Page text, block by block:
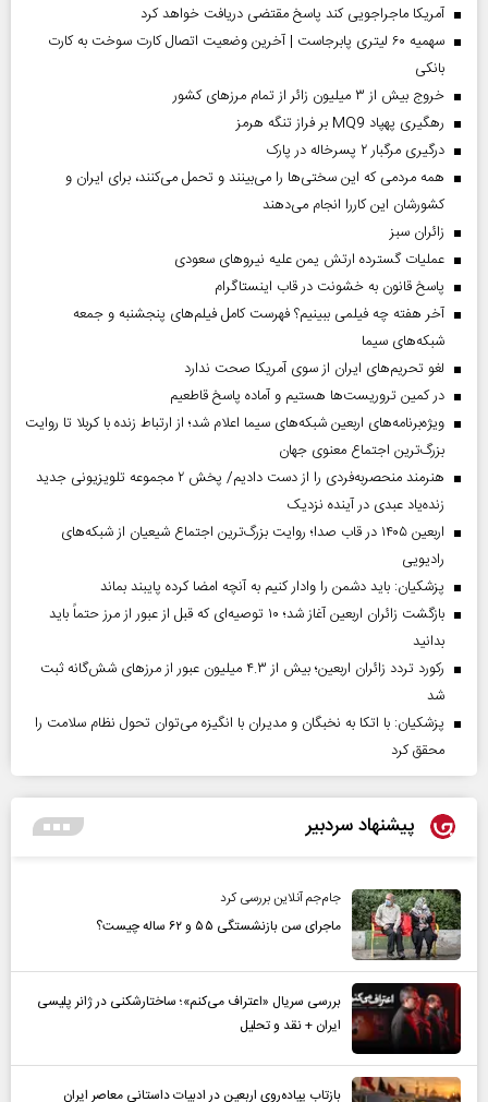
آمریکا ماجراجویی کند پاسخ مقتضی دریافت خواهد کرد
سهمیه ۶۰ لیتری پابرجاست | آخرین وضعیت اتصال کارت سوخت به کارت
بانکی
خروج بیش از ۳ میلیون زائر از تمام مرز‌های کشور
رهگیری پهپاد MQ9 بر فراز تنگه هرمز
درگیری مرگبار ۲ پسرخاله در پارک
همه مردمی که این سختی‌ها را می‌بینند و تحمل می‌کنند، برای ایران و
کشورشان این کاررا انجام می‌دهند
‌زائران سبز
عملیات گسترده ارتش یمن علیه نیروهای سعودی
پاسخ قانون به خشونت در قاب اینستاگرام
آخر هفته چه فیلمی ببینیم؟ فهرست کامل فیلم‌های پنجشنبه و جمعه
شبکه‌های سیما
لغو تحریم‌های ایران از سوی آمریکا صحت ندارد
در کمین تروریست‌ها هستیم و آماده پاسخ قاطعیم
ویژه‌برنامه‌های اربعین شبکه‌های سیما اعلام شد؛ از ارتباط زنده با کربلا تا روایت
بزرگ‌ترین اجتماع معنوی جهان
هنرمند منحصر‌به‌فردی را از دست دادیم/ پخش ۲ مجموعه تلویزیونی جدید
زنده‌یاد عبدی در آینده نزدیک
اربعین ۱۴۰۵ در قاب صدا؛ روایت بزرگ‌ترین اجتماع شیعیان از شبکه‌های
رادیویی
پزشکیان: باید دشمن را وادار کنیم به آنچه امضا کرده پایبند بماند
بازگشت زائران اربعین آغاز شد؛ ۱۰ توصیه‌ای که قبل از عبور از مرز حتماً باید
بدانید
رکورد تردد زائران اربعین؛ بیش از ۴.۳ میلیون عبور از مرزهای شش‌گانه ثبت
شد
پزشکیان: با اتکا به نخبگان و مدیران با انگیزه می‌توان تحول نظام سلامت را
محقق کرد
پیشنهاد سردبیر
جام‌جم آنلاین بررسی کرد
ماجرای سن بازنشستگی ۵۵ و ۶۲ ساله چیست؟
بررسی سریال «اعتراف می‌کنم»؛ ساختارشکنی در ژانر پلیسی
ایران + نقد و تحلیل
بازتاب پیاده‌روی اربعین در ادبیات داستانی معاصر ایران